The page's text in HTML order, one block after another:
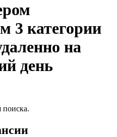
3 категории
на
день
поиска.